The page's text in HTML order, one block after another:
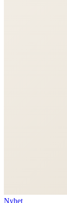
Nyhet